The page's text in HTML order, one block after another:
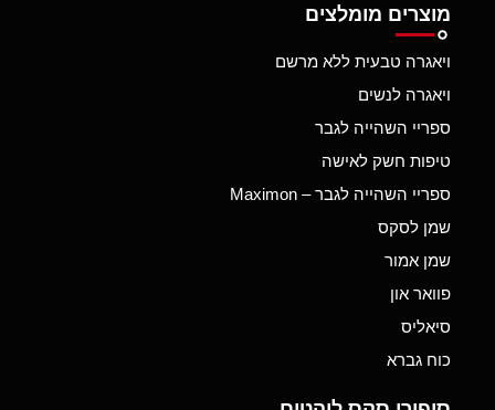
מוצרים מומלצים
ויאגרה טבעית ללא מרשם
ויאגרה לנשים
ספריי השהייה לגבר
טיפות חשק לאישה
ספריי השהייה לגבר – Maximon
שמן לסקס
שמן אמור
פוואר און
סיאליס
כוח גברא